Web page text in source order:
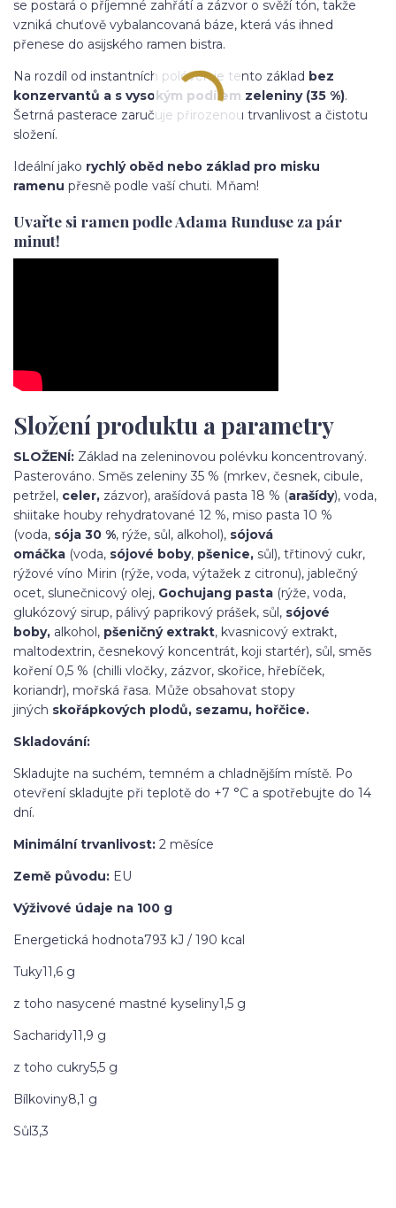
se postará o příjemné zahřátí a zázvor o svěží tón, takže
vzniká chuťově vybalancovaná báze, která vás ihned
přenese do asijského ramen bistra.
Na rozdíl od instantních polévek je tento základ bez
konzervantů a s vysokým podílem zeleniny (35 %).
Šetrná pasterace zaručuje přirozenou trvanlivost a čistotu
složení.
Ideální jako rychlý oběd nebo základ pro misku
ramenu přesně podle vaší chuti. Mňam!
Uvařte si ramen podle Adama Runduse za pár
minut!
Složení produktu a parametry
SLOŽENÍ: Základ na zeleninovou polévku koncentrovaný.
Pasterováno. Směs zeleniny 35 % (mrkev, česnek, cibule,
petržel, celer, zázvor), arašídová pasta 18 % (arašídy), voda,
shiitake houby rehydratované 12 %, miso pasta 10 %
(voda, sója 30 %, rýže, sůl, alkohol), sójová
omáčka (voda, sójové boby, pšenice, sůl), třtinový cukr,
rýžové víno Mirin (rýže, voda, výtažek z citronu), jablečný
ocet, slunečnicový olej, Gochujang pasta (rýže, voda,
glukózový sirup, pálivý paprikový prášek, sůl, sójové
boby, alkohol, pšeničný extrakt, kvasnicový extrakt,
maltodextrin, česnekový koncentrát, koji startér), sůl, směs
koření 0,5 % (chilli vločky, zázvor, skořice, hřebíček,
koriandr), mořská řasa. Může obsahovat stopy
jiných skořápkových plodů, sezamu, hořčice.
Skladování:
Skladujte na suchém, temném a chladnějším místě. Po
otevření skladujte při teplotě do +7 °C a spotřebujte do 14
dní.
Minimální trvanlivost: 2 měsíce
Země původu: EU
Výživové údaje na 100 g
Energetická hodnota793 kJ / 190 kcal
Tuky11,6 g
z toho nasycené mastné kyseliny1,5 g
Sacharidy11,9 g
z toho cukry5,5 g
Bílkoviny8,1 g
Sůl3,3